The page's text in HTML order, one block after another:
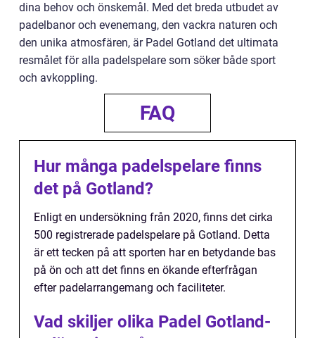
dina behov och önskemål. Med det breda utbudet av
padelbanor och evenemang, den vackra naturen och
den unika atmosfären, är Padel Gotland det ultimata
resmålet för alla padelspelare som söker både sport
och avkoppling.
FAQ
Hur många padelspelare finns
det på Gotland?
Enligt en undersökning från 2020, finns det cirka
500 registrerade padelspelare på Gotland. Detta
är ett tecken på att sporten har en betydande bas
på ön och att det finns en ökande efterfrågan
efter padelarrangemang och faciliteter.
Vad skiljer olika Padel Gotland-